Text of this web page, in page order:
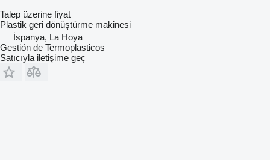
Talep üzerine fiyat
Plastik geri dönüştürme makinesi
İspanya, La Hoya
Gestión de Termoplasticos
Satıcıyla iletişime geç